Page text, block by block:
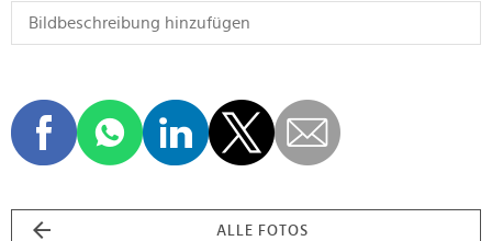
ALLE FOTOS